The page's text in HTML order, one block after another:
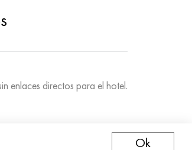
enlaces directos para el hotel.
Ok